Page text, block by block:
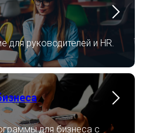
для руководителей и HR.
для бизнеса с